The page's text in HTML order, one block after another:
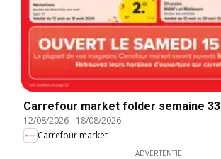
Carrefour market folder semaine 33
12/08/2026- 18/08/2026
Carrefour market
ADVERTENTIE